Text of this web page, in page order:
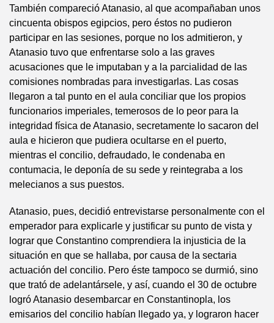
También compareció Atanasio, al que acompañaban unos
cincuenta obispos egipcios, pero éstos no pudieron
participar en las sesiones, porque no los admitieron, y
Atanasio tuvo que enfrentarse solo a las graves
acusaciones que le imputaban y a la parcialidad de las
comisiones nombradas para investigarlas. Las cosas
llegaron a tal punto en el aula conciliar que los propios
funcionarios imperiales, temerosos de lo peor para la
integridad física de Atanasio, secretamente lo sacaron del
aula e hicieron que pudiera ocultarse en el puerto,
mientras el concilio, defraudado, le condenaba en
contumacia, le deponía de su sede y reintegraba a los
melecianos a sus puestos.
Atanasio, pues, decidió entrevistarse personalmente con el
emperador para explicarle y justificar su punto de vista y
lograr que Constantino comprendiera la injusticia de la
situación en que se hallaba, por causa de la sectaria
actuación del concilio. Pero éste tampoco se durmió, sino
que trató de adelantársele, y así, cuando el 30 de octubre
logró Atanasio desembarcar en Constantinopla, los
emisarios del concilio habían llegado ya, y lograron hacer